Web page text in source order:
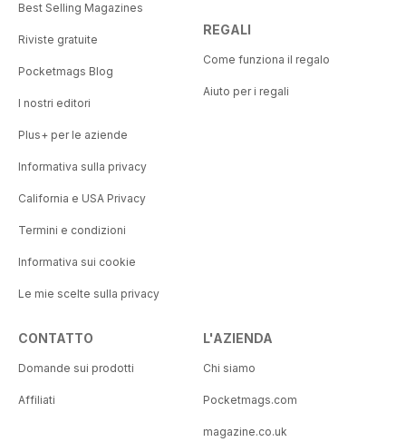
Best Selling Magazines
Riviste gratuite
Pocketmags Blog
I nostri editori
Plus+ per le aziende
Informativa sulla privacy
California e USA Privacy
Termini e condizioni
Informativa sui cookie
Le mie scelte sulla privacy
REGALI
Come funziona il regalo
Aiuto per i regali
CONTATTO
Domande sui prodotti
Affiliati
L'AZIENDA
Chi siamo
Pocketmags.com
magazine.co.uk